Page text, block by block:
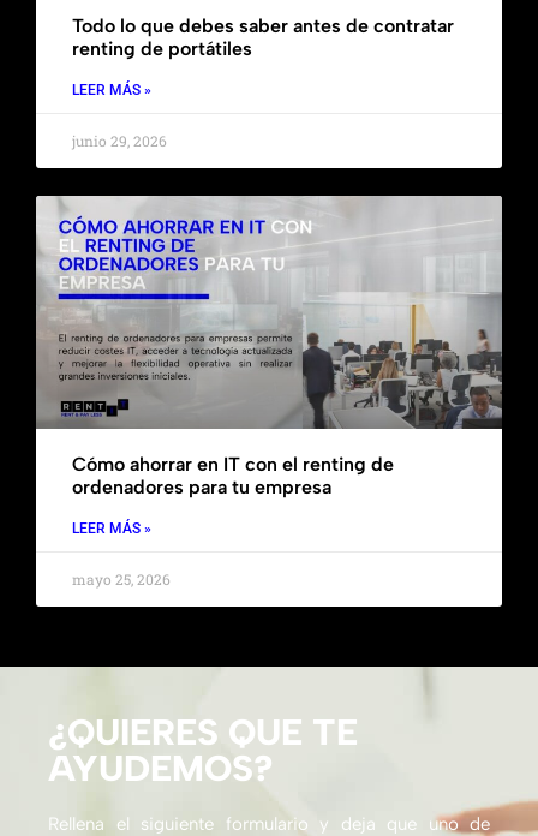
Todo lo que debes saber antes de contratar
renting de portátiles
LEER MÁS »
junio 29, 2026
Cómo ahorrar en IT con el renting de
ordenadores para tu empresa
LEER MÁS »
mayo 25, 2026
¿QUIERES QUE TE
AYUDEMOS?
Rellena el siguiente formulario y deja que uno de